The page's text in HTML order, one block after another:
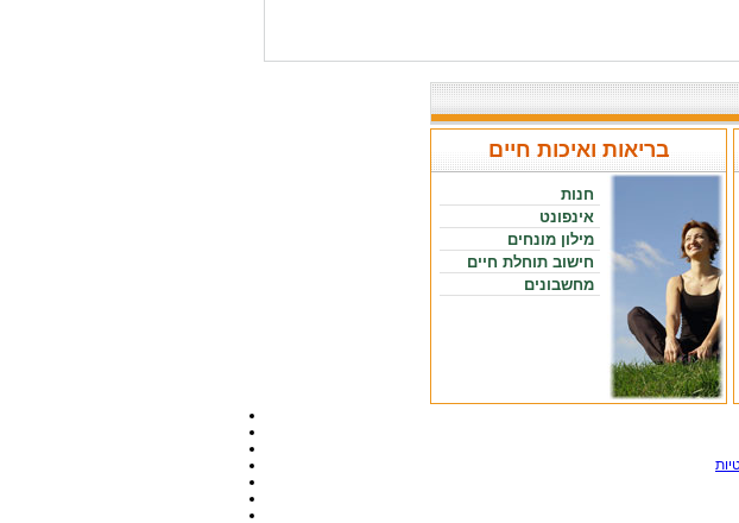
בריאות ואיכות חיים
חנות
אינפונט
מילון מונחים
חישוב תוחלת חיים
מחשבונים